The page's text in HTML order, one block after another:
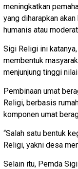
meningkatkan
yang diharapkan
humanis atau
Sigi Religi ini
membentuk
menjunjung tinggi
Pembinaan umat
Religi, berbasis
komponen umat
“Salah satu bentuk
Religi, yakni desa
Selain itu, Pemda